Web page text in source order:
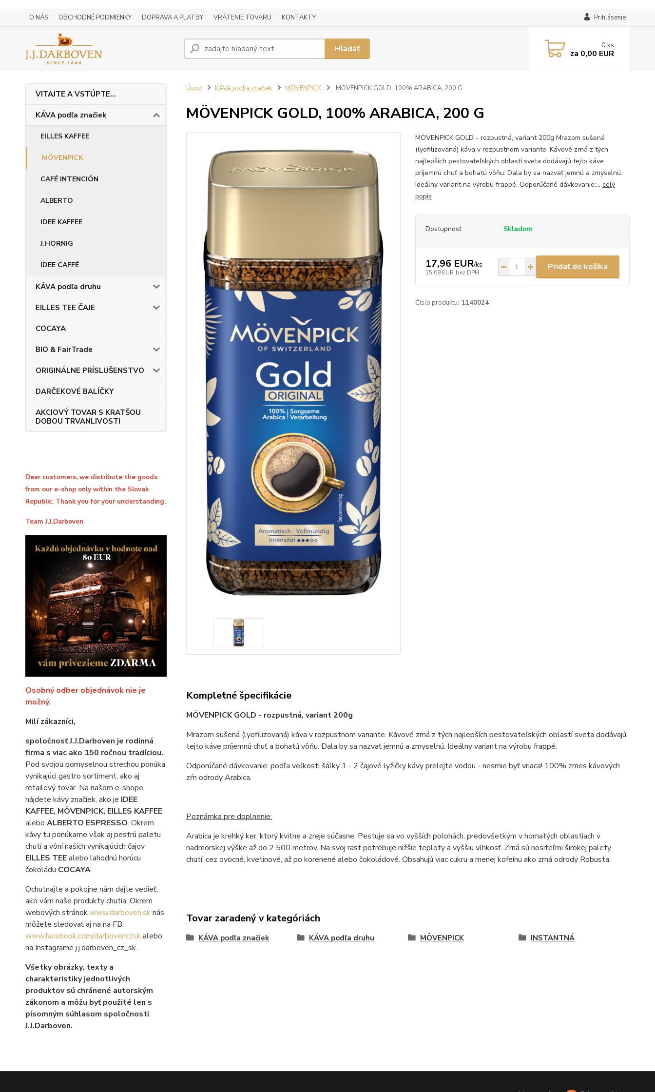
O NÁS OBCHODNÉ PODMIENKY DOPRAVA A PLATBY VRÁTENIE TOVARU KONTAKTY Prihlásenie
Hľadať 0 ks
za 0,00 EUR
VITAJTE A VSTÚPTE...
KÁVA podľa značiek
EILLES KAFFEE
MÖVENPICK
CAFÉ INTENCIÓN
ALBERTO
IDEE KAFFEE
J.HORNIG
IDEE CAFFÉ
KÁVA podľa druhu
EILLES TEE ČAJE
COCAYA
BIO & FairTrade
ORIGINÁLNE PRÍSLUŠENSTVO
DARČEKOVÉ BALÍČKY
AKCIOVÝ TOVAR S KRATŠOU
DOBOU TRVANLIVOSTI
Dear customers, we distribute the goods
from our e-shop only within the Slovak
Republic. Thank you for your understanding.
Team J.J.Darboven
Osobný odber objednávok nie je
možný.
Milí zákazníci,
spoločnosť J.J.Darboven je rodinná
firma s viac ako 150 ročnou tradíciou.
Pod svojou pomyselnou strechou ponúka
vynikajúci gastro sortiment, ako aj
retailový tovar. Na našom e-shope
nájdete kávy značiek, ako je IDEE
KAFFEE, MÖVENPICK, EILLES KAFFEE
alebo ALBERTO ESPRESSO. Okrem
kávy tu ponúkame však aj pestrú paletu
chutí a vôní našich vynikajúcich čajov
EILLES TEEalebo lahodnú horúcu
čokoládu COCAYA.
Ochutnajte a pokojne nám dajte vedieť,
ako vám naše produkty chutia. Okrem
webových stránokwww.darboven.sknás
môžete sledovať aj na na FB:
www.facebook.com/darbovenczskalebo
na Instagrame j.j.darboven_cz_sk.
Všetky obrázky, texty a
charakteristiky jednotlivých
produktov sú chránené autorským
zákonom a môžu byť použité len s
písomným súhlasom spoločnosti
J.J.Darboven.
Úvod KÁVA podľa značiek MÖVENPICK MÖVENPICK GOLD, 100% ARABICA, 200 G
MÖVENPICK GOLD, 100% ARABICA, 200 G
MÖVENPICK GOLD - rozpustná, variant 200g Mrazom sušená
(lyofilizovaná) káva v rozpustnom variante. Kávové zrná z tých
najlepších pestovateľských oblastí sveta dodávajú tejto káve
príjemnú chuť a bohatú vôňu. Dala by sa nazvať jemnú a zmyselnú.
Ideálny variant na výrobu frappé. Odporúčané dávkovanie:... celý
popis
Dostupnosť Skladom
17,96 EUR/ks
15,09 EUR bez DPH
Pridať do košíka
Číslo produktu: 1140024
Kompletné špecifikácie
MÖVENPICK GOLD - rozpustná, variant 200g
Mrazom sušená (lyofilizovaná) káva v rozpustnom variante. Kávové zrná z tých najlepších pestovateľských oblastí sveta dodávajú
tejto káve príjemnú chuť a bohatú vôňu. Dala by sa nazvať jemnú a zmyselnú. Ideálny variant na výrobu frappé.
Odporúčané dávkovanie: podľa veľkosti šálky 1 - 2 čajové lyžičky kávy prelejte vodou - nesmie byť vriaca! 100% zmes kávových
zŕn odrody Arabica.
Poznámka pre doplnenie:
Arabica je krehký ker, ktorý kvitne a zreje súčasne. Pestuje sa vo vyšších polohách, predovšetkým v hornatých oblastiach v
nadmorskej výške až do 2 500 metrov. Na svoj rast potrebuje nižšie teploty a vyššiu vlhkosť. Zrná sú nositeľmi širokej palety
chutí, cez ovocné, kvetinové, až po korenené alebo čokoládové. Obsahujú viac cukru a menej kofeínu ako zrná odrody Robusta.
Tovar zaradený v kategóriách
KÁVA podľa značiek KÁVA podľa druhu MÖVENPICK INSTANTNÁ